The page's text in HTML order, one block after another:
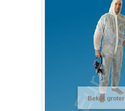
Bekijk groter